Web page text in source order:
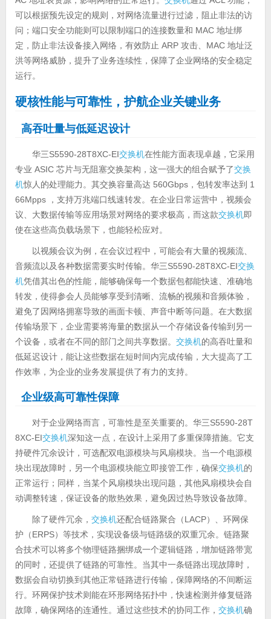
可以根据预先设定的规则，对网络流量进行过滤，阻止非法的访
问；端口安全功能则可以限制端口的连接数量和 MAC 地址绑
定，防止非法设备接入网络，有效防止 ARP 攻击、MAC 地址泛
洪等网络威胁，提升了业务连续性，保障了企业网络的安全稳定
运行。
硬核性能与可靠性，护航企业关键业务
高吞吐量与低延迟设计
华三S5590-28T8XC-EI交换机在性能方面表现卓越，它采用
专业 ASIC 芯片与无阻塞交换架构，这一强大的组合赋予了交换
机惊人的处理能力。其交换容量高达 560Gbps，包转发率达到 1
66Mpps ，支持万兆端口线速转发。在企业日常运营中，视频会
议、大数据传输等应用场景对网络的要求极高，而这款交换机即
使在这些高负载场景下，也能轻松应对。
以视频会议为例，在会议过程中，可能会有大量的视频流、
音频流以及各种数据需要实时传输。华三S5590-28T8XC-EI交换
机凭借其出色的性能，能够确保每一个数据包都能快速、准确地
转发，使得参会人员能够享受到清晰、流畅的视频和音频体验，
避免了因网络拥塞导致的画面卡顿、声音中断等问题。在大数据
传输场景下，企业需要将海量的数据从一个存储设备传输到另一
个设备，或者在不同的部门之间共享数据。 交换机的高吞吐量和
低延迟设计，能让这些数据在短时间内完成传输，大大提高了工
作效率，为企业的业务发展提供了有力的支持。
企业级高可靠性保障
对于企业网络而言，可靠性是至关重要的。华三S5590-28T
8XC-EI交换机深知这一点，在设计上采用了多重保障措施。它支
持硬件冗余设计，可选配双电源模块与风扇模块。当一个电源模
块出现故障时，另一个电源模块能立即接管工作，确保交换机的
正常运行；同样，当某个风扇模块出现问题，其他风扇模块会自
动调整转速，保证设备的散热效果，避免因过热导致设备故障。
除了硬件冗余， 交换机还配合链路聚合（LACP）、环网保
护（ERPS）等技术，实现设备级与链路级的双重冗余。链路聚
合技术可以将多个物理链路捆绑成一个逻辑链路，增加链路带宽
的同时，还提供了链路的可靠性。当其中一条链路出现故障时，
数据会自动切换到其他正常链路进行传输，保障网络的不间断运
行。环网保护技术则能在环形网络拓扑中，快速检测并修复链路
故障，确保网络的连通性。通过这些技术的协同工作， 交换机确